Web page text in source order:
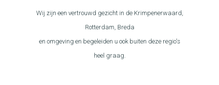
Wij zijn een vertrouwd gezicht in de Krimpenerwaard,
Rotterdam, Breda
en omgeving en begeleiden u ook buiten deze regio's
heel graag.